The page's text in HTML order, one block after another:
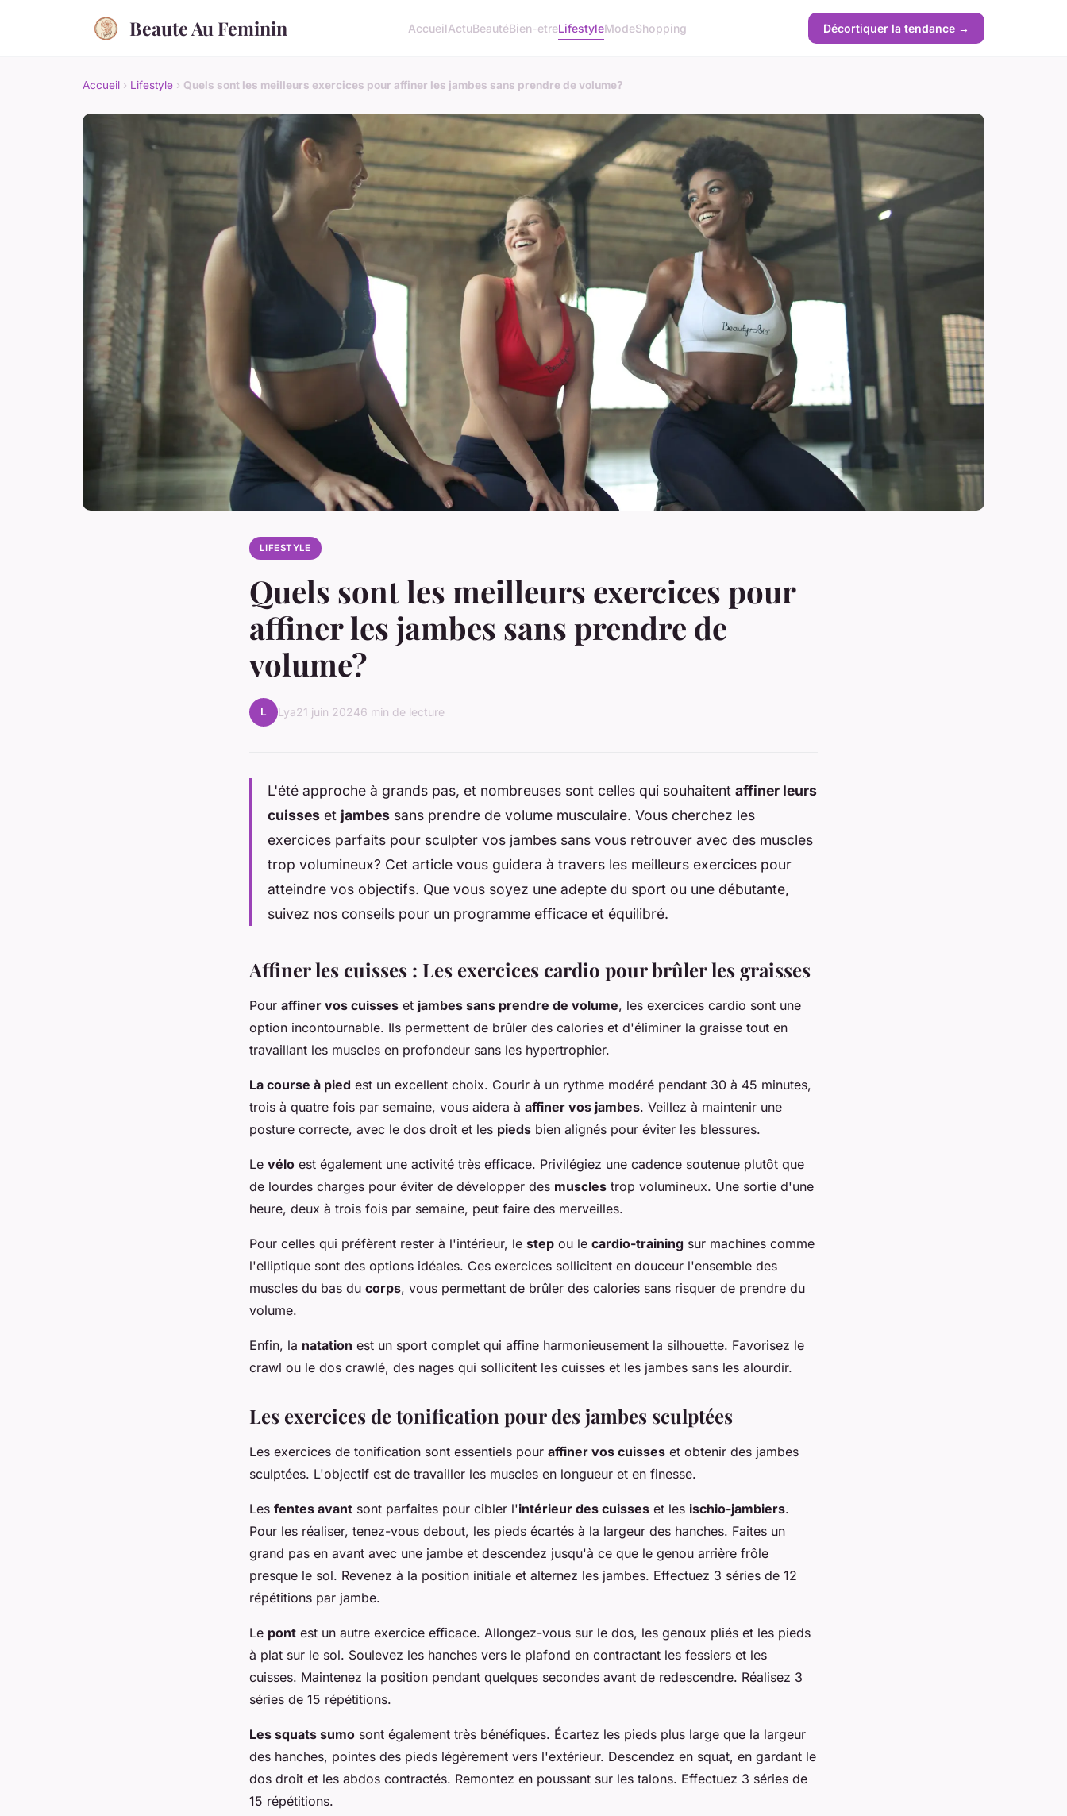
Beaute Au Feminin AccueilActuBeautéBien-etreLifestyleModeShopping Décortiquer la tendance →
Accueil › Lifestyle › Quels sont les meilleurs exercices pour affiner les jambes sans prendre de volume?
LIFESTYLE
Quels sont les meilleurs exercices pour
affiner les jambes sans prendre de
volume?
L Lya21 juin 20246 min de lecture
L'été approche à grands pas, et nombreuses sont celles qui souhaitent affiner leurs
cuisses et jambes sans prendre de volume musculaire. Vous cherchez les
exercices parfaits pour sculpter vos jambes sans vous retrouver avec des muscles
trop volumineux? Cet article vous guidera à travers les meilleurs exercices pour
atteindre vos objectifs. Que vous soyez une adepte du sport ou une débutante,
suivez nos conseils pour un programme efficace et équilibré.
Affiner les cuisses : Les exercices cardio pour brûler les graisses
Pour affiner vos cuisses et jambes sans prendre de volume, les exercices cardio sont une
option incontournable. Ils permettent de brûler des calories et d'éliminer la graisse tout en
travaillant les muscles en profondeur sans les hypertrophier.
La course à pied est un excellent choix. Courir à un rythme modéré pendant 30 à 45 minutes,
trois à quatre fois par semaine, vous aidera à affiner vos jambes. Veillez à maintenir une
posture correcte, avec le dos droit et les pieds bien alignés pour éviter les blessures.
Le vélo est également une activité très efficace. Privilégiez une cadence soutenue plutôt que
de lourdes charges pour éviter de développer des muscles trop volumineux. Une sortie d'une
heure, deux à trois fois par semaine, peut faire des merveilles.
Pour celles qui préfèrent rester à l'intérieur, le step ou le cardio-training sur machines comme
l'elliptique sont des options idéales. Ces exercices sollicitent en douceur l'ensemble des
muscles du bas du corps, vous permettant de brûler des calories sans risquer de prendre du
volume.
Enfin, la natation est un sport complet qui affine harmonieusement la silhouette. Favorisez le
crawl ou le dos crawlé, des nages qui sollicitent les cuisses et les jambes sans les alourdir.
Les exercices de tonification pour des jambes sculptées
Les exercices de tonification sont essentiels pour affiner vos cuisses et obtenir des jambes
sculptées. L'objectif est de travailler les muscles en longueur et en finesse.
Les fentes avant sont parfaites pour cibler l'intérieur des cuisses et les ischio-jambiers.
Pour les réaliser, tenez-vous debout, les pieds écartés à la largeur des hanches. Faites un
grand pas en avant avec une jambe et descendez jusqu'à ce que le genou arrière frôle
presque le sol. Revenez à la position initiale et alternez les jambes. Effectuez 3 séries de 12
répétitions par jambe.
Le pont est un autre exercice efficace. Allongez-vous sur le dos, les genoux pliés et les pieds
à plat sur le sol. Soulevez les hanches vers le plafond en contractant les fessiers et les
cuisses. Maintenez la position pendant quelques secondes avant de redescendre. Réalisez 3
séries de 15 répétitions.
Les squats sumo sont également très bénéfiques. Écartez les pieds plus large que la largeur
des hanches, pointes des pieds légèrement vers l'extérieur. Descendez en squat, en gardant le
dos droit et les abdos contractés. Remontez en poussant sur les talons. Effectuez 3 séries de
15 répétitions.